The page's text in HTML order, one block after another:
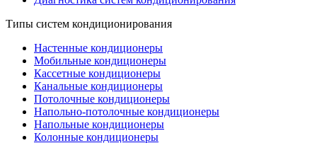
Типы систем кондиционирования
Настенные кондиционеры
Мобильные кондиционеры
Кассетные кондиционеры
Канальные кондиционеры
Потолочные кондиционеры
Напольно-потолочные кондиционеры
Напольные кондиционеры
Колонные кондиционеры